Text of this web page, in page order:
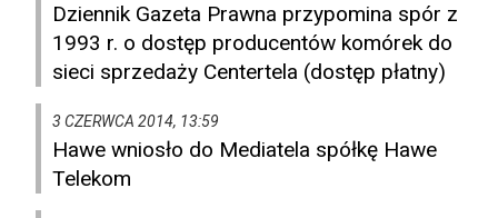
Dziennik Gazeta Prawna przypomina spór z
1993 r. o dostęp producentów komórek do
sieci sprzedaży Centertela (dostęp płatny)
3 CZERWCA 2014, 13:59
Hawe wniosło do Mediatela spółkę Hawe
Telekom